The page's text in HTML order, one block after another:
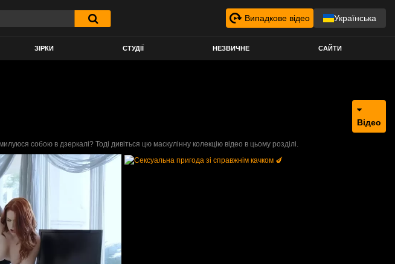
Випадкове відео Українська
ЗІРКИ СТУДІЇ НЕЗВИЧНЕ САЙТИ
Відео
собою в дзеркалі? Тоді дивіться цю маскулінну колекцію відео в цьому розділі.